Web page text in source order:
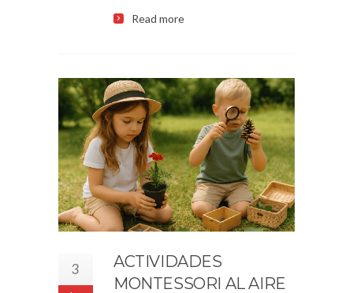
Read more
3
ACTIVIDADES
MONTESSORI AL AIRE